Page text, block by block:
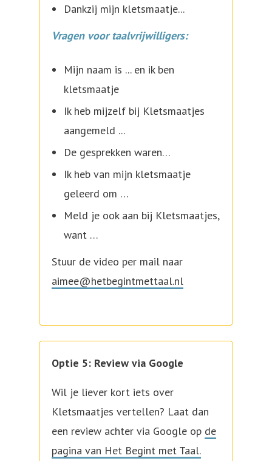
Dankzij mijn kletsmaatje...
Vragen voor taalvrijwilligers:
Mijn naam is ... en ik ben
kletsmaatje
Ik heb mijzelf bij Kletsmaatjes
aangemeld ...
De gesprekken waren…
Ik heb van mijn kletsmaatje
geleerd om …
Meld je ook aan bij Kletsmaatjes,
want …
Stuur de video per mail naar
aimee@hetbegintmettaal.nl
Optie 5: Review via Google
Wil je liever kort iets over
Kletsmaatjes vertellen? Laat dan
een review achter via Google op de
pagina van Het Begint met Taal.